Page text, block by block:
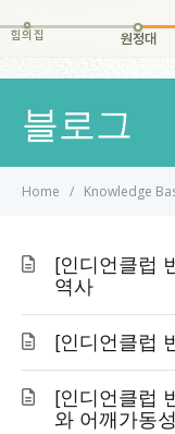
힘의집 원정대
블로그
Home Knowledge
[인디언클럽
역사
[인디언클럽
[인디언클럽
와 어깨가동